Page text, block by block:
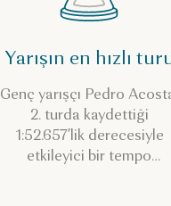
Yarışın en hızlı
Genç yarışçı Pedro
2. turda kaydettiği
1:52.657’lik derecesiyle
etkileyici bir tempo